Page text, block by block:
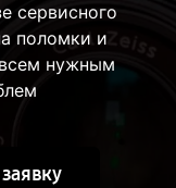
сервисного
поломки и
нужным